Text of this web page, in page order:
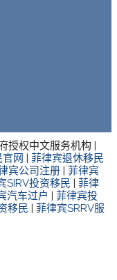
权中文服务机构 |
网
菲律宾退休移民
宾公司注册
菲律宾
SIRV投资移民
菲律
汽车过户
菲律宾投
移民
菲律宾SRRV服